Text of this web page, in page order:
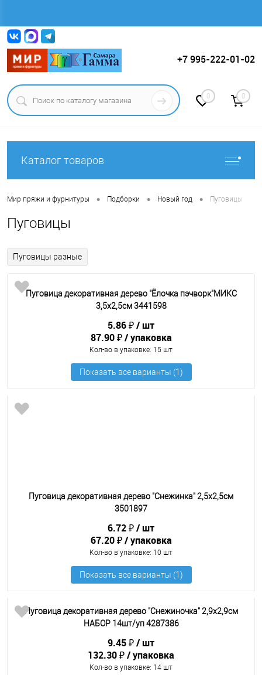
+7 995-222-01-02
0 0
Каталог товаров
Мир пряжи и фурнитуры • Подборки • Новый год • Пуговицы
Пуговицы
Пуговицы разные
Пуговица декоративная дерево "Ёлочка пэчворк"МИКС
3,5х2,5см 3441598
5.86 ₽
шт
87.90 ₽
упаковка
Кол-во в упаковке: 15 шт
Пуговица декоративная дерево "Снежинка" 2,5х2,5см
3501897
6.72 ₽
шт
67.20 ₽
упаковка
Кол-во в упаковке: 10 шт
Пуговица декоративная дерево "Снежиночка" 2,9х2,9см
НАБОР 14шт/уп 4287386
9.45 ₽
шт
132.30 ₽
упаковка
Кол-во в упаковке: 14 шт